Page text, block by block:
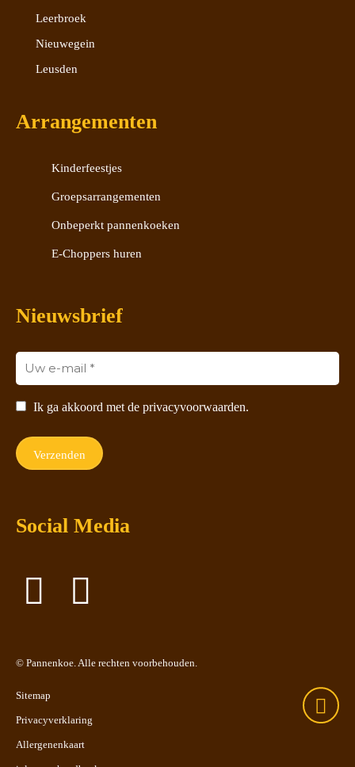
Leerbroek
Nieuwegein
Leusden
Arrangementen
Kinderfeestjes
Groepsarrangementen
Onbeperkt pannenkoeken
E-Choppers huren
Nieuwsbrief
Ik ga akkoord met de privacyvoorwaarden.
Social Media
© Pannenkoe. Alle rechten voorbehouden.
Sitemap
Privacyverklaring
Allergenenkaart